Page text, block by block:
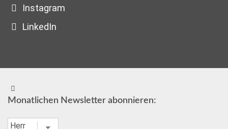
Instagram
LinkedIn
Monatlichen Newsletter abonnieren: